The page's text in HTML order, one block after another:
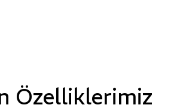
Özelliklerimiz